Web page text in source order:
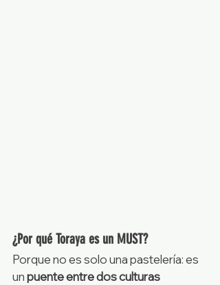
¿Por qué Toraya es un MUST?
Porque no es solo una pastelería: es
un puente entre dos culturas